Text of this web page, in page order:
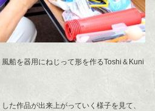
船を器用にねじって形を作るToshi＆Kuni
た作品が出来上がっていく様子を見て、